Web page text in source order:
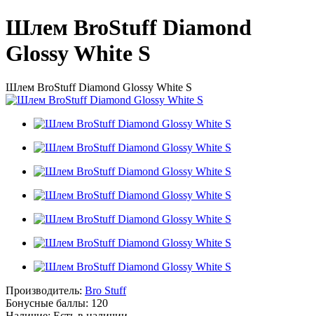
Шлем BroStuff Diamond
Glossy White S
Шлем BroStuff Diamond Glossy White S
Производитель: Bro Stuff
Бонусные баллы: 120